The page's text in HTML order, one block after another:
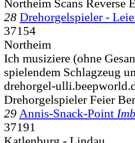
Northeim Scans Reverse
28 Drehorgelspieler -
37154
Northeim
Ich musiziere (ohne
spielendem Schlagzeug
drehorgel-
Drehorgelspieler Feier
29 Annis-Snack-Point
37191